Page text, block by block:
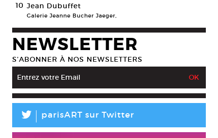
10 Jean Dubuffet
Galerie Jeanne Bucher Jaeger,
NEWSLETTER
S’ABONNER À NOS NEWSLETTERS
L parisART sur Twitter